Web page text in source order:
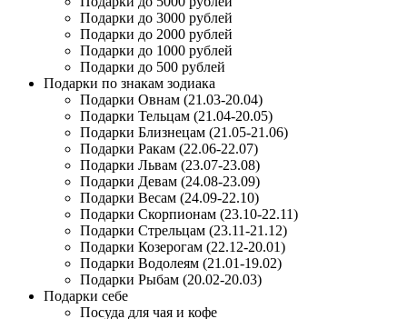
Подарки до 3000 рублей
Подарки до 2000 рублей
Подарки до 1000 рублей
Подарки до 500 рублей
Подарки по знакам зодиака
Подарки Овнам (21.03-20.04)
Подарки Тельцам (21.04-20.05)
Подарки Близнецам (21.05-21.06)
Подарки Ракам (22.06-22.07)
Подарки Львам (23.07-23.08)
Подарки Девам (24.08-23.09)
Подарки Весам (24.09-22.10)
Подарки Скорпионам (23.10-22.11)
Подарки Стрельцам (23.11-21.12)
Подарки Козерогам (22.12-20.01)
Подарки Водолеям (21.01-19.02)
Подарки Рыбам (20.02-20.03)
Подарки себе
Посуда для чая и кофе